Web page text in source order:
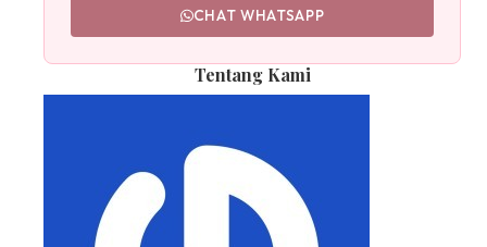
CHAT WHATSAPP
Tentang Kami